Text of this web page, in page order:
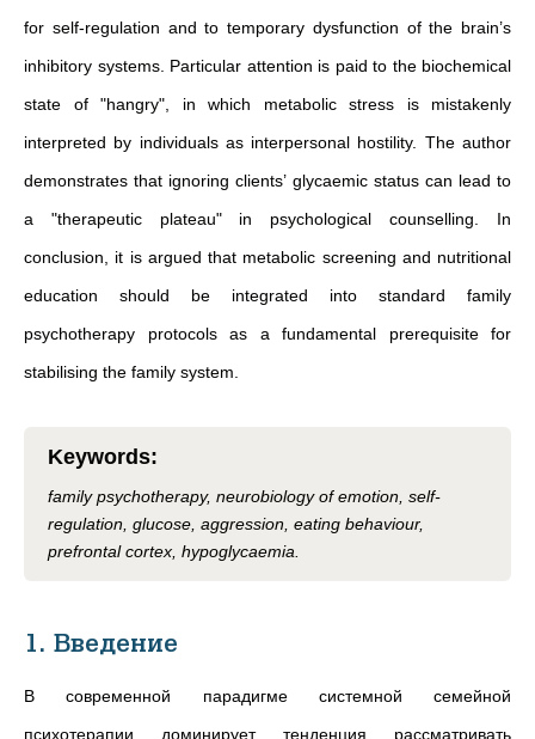
for self-regulation and to temporary dysfunction of the brain’s
inhibitory systems. Particular attention is paid to the biochemical
state of "hangry", in which metabolic stress is mistakenly
interpreted by individuals as interpersonal hostility. The author
demonstrates that ignoring clients’ glycaemic status can lead to
a "therapeutic plateau" in psychological counselling. In
conclusion, it is argued that metabolic screening and nutritional
education should be integrated into standard family
psychotherapy protocols as a fundamental prerequisite for
stabilising the family system.
Keywords:
family psychotherapy, neurobiology of emotion, self-
regulation, glucose, aggression, eating behaviour,
prefrontal cortex, hypoglycaemia.
1. Введение
В современной парадигме системной семейной
психотерапии доминирует тенденция рассматривать